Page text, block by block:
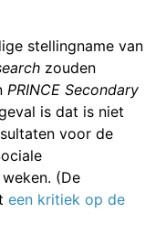
stellingname van
zouden
PRINCE Secondary
is dat is niet
voor de
(De
een kritiek op de